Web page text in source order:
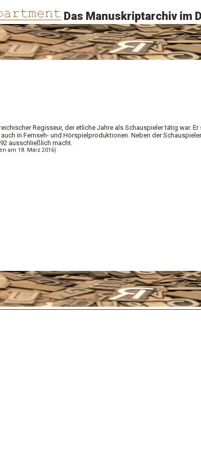
Das Manuskriptarchiv im
Regisseur, der etliche Jahre als Schauspieler tätig war.
in Fernseh- und Hörspielproduktionen. Neben der
ausschließlich macht.
am 18. März 2016)